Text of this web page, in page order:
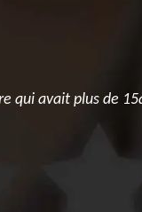
qui avait plus de